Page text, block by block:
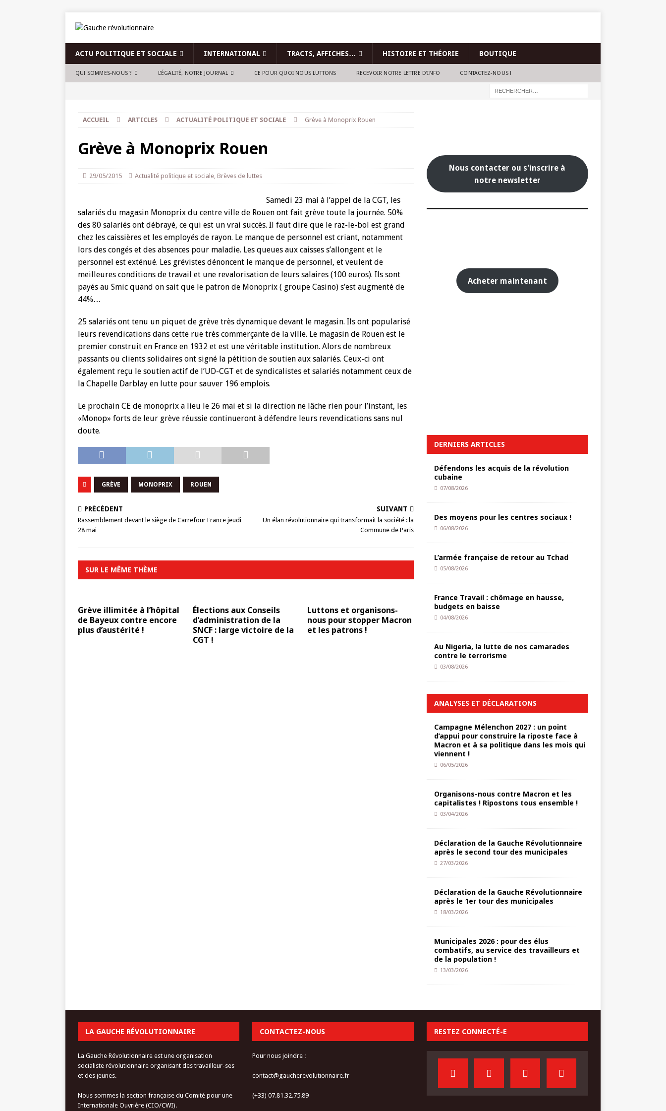
ACTU POLITIQUE ET SOCIALE INTERNATIONAL TRACTS, AFFICHES… HISTOIRE ET THÉORIE BOUTIQUE
QUI SOMMES-NOUS ? L’ÉGALITÉ, NOTRE JOURNAL CE POUR QUOI NOUS LUTTONS RECEVOIR NOTRE LETTRE D’INFO CONTACTEZ-NOUS !
ACCUEIL ARTICLES ACTUALITÉ POLITIQUE ET SOCIALE Grève à Monoprix Rouen
Grève à Monoprix Rouen
29/05/2015 Actualité politique et sociale, Brèves de luttes
Samedi 23 mai à l’appel de la CGT, les
salariés du magasin Monoprix du centre ville de Rouen ont fait grève toute la journée. 50%
des 80 salariés ont débrayé, ce qui est un vrai succès. Il faut dire que le raz-le-bol est grand
chez les caissières et les employés de rayon. Le manque de personnel est criant, notamment
lors des congés et des absences pour maladie. Les queues aux caisses s’allongent et le
personnel est exténué. Les grévistes dénoncent le manque de personnel, et veulent de
meilleures conditions de travail et une revalorisation de leurs salaires (100 euros). Ils sont
payés au Smic quand on sait que le patron de Monoprix ( groupe Casino) s’est augmenté de
44%…
25 salariés ont tenu un piquet de grève très dynamique devant le magasin. Ils ont popularisé
leurs revendications dans cette rue très commerçante de la ville. Le magasin de Rouen est le
premier construit en France en 1932 et est une véritable institution. Alors de nombreux
passants ou clients solidaires ont signé la pétition de soutien aux salariés. Ceux-ci ont
également reçu le soutien actif de l’UD-CGT et de syndicalistes et salariés notamment ceux de
la Chapelle Darblay en lutte pour sauver 196 emplois.
Le prochain CE de monoprix a lieu le 26 mai et si la direction ne lâche rien pour l’instant, les
«Monop» forts de leur grève réussie continueront à défendre leurs revendications sans nul
doute.
GRÈVE MONOPRIX ROUEN
PRÉCÉDENT
Rassemblement devant le siège de Carrefour France jeudi
28 mai
SUIVANT
Un élan révolutionnaire qui transformait la société : la
Commune de Paris
SUR LE MÊME THÈME
Grève illimitée à l’hôpital
de Bayeux contre encore
plus d’austérité !
Élections aux Conseils
d’administration de la
SNCF : large victoire de la
CGT !
Luttons et organisons-
nous pour stopper Macron
et les patrons !
Nous contacter ou s'inscrire à
notre newsletter
Acheter maintenant
DERNIERS ARTICLES
Défendons les acquis de la révolution
cubaine
07/08/2026
Des moyens pour les centres sociaux !
06/08/2026
L’armée française de retour au Tchad
05/08/2026
France Travail : chômage en hausse,
budgets en baisse
04/08/2026
Au Nigeria, la lutte de nos camarades
contre le terrorisme
03/08/2026
ANALYSES ET DÉCLARATIONS
Campagne Mélenchon 2027 : un point
d’appui pour construire la riposte face à
Macron et à sa politique dans les mois qui
viennent !
06/05/2026
Organisons-nous contre Macron et les
capitalistes ! Ripostons tous ensemble !
03/04/2026
Déclaration de la Gauche Révolutionnaire
après le second tour des municipales
27/03/2026
Déclaration de la Gauche Révolutionnaire
après le 1er tour des municipales
18/03/2026
Municipales 2026 : pour des élus
combatifs, au service des travailleurs et
de la population !
13/03/2026
LA GAUCHE RÉVOLUTIONNAIRE
La Gauche Révolutionnaire est une organisation
socialiste révolutionnaire organisant des travailleur-ses
et des jeunes.
Nous sommes la section française du Comité pour une
Internationale Ouvrière (CIO/CWI).
CONTACTEZ-NOUS
Pour nous joindre :
contact@gaucherevolutionnaire.fr
(+33) 07.81.32.75.89
RESTEZ CONNECTÉ-E